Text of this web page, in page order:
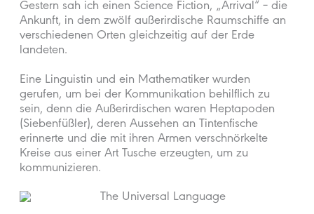
Gestern sah ich einen Science Fiction, „Arrival“ – die
Ankunft, in dem zwölf außerirdische Raumschiffe an
verschiedenen Orten gleichzeitig auf der Erde
landeten.
Eine Linguistin und ein Mathematiker wurden
gerufen, um bei der Kommunikation behilflich zu
sein, denn die Außerirdischen waren Heptapoden
(Siebenfüßler), deren Aussehen an Tintenfische
erinnerte und die mit ihren Armen verschnörkelte
Kreise aus einer Art Tusche erzeugten, um zu
kommunizieren.